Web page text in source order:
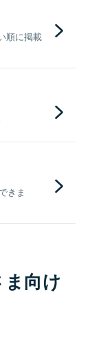
順に掲載
きま
向け